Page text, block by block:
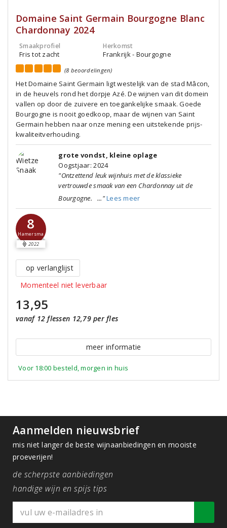
Domaine Saint Germain Bourgogne Blanc
Chardonnay 2024
Smaakprofiel
Fris tot zacht
Herkomst
Frankrijk - Bourgogne
(8 beoordelingen)
Het Domaine Saint Germain ligt westelijk van de stad Mâcon,
in de heuvels rond het dorpje Azé. De wijnen van dit domein
vallen op door de zuivere en toegankelijke smaak. Goede
Bourgogne is nooit goedkoop, maar de wijnen van Saint
Germain hebben naar onze mening een uitstekende prijs-
kwaliteitverhouding.
grote vondst, kleine oplage
Oogstjaar: 2024
"Ontzettend leuk wijnhuis met de klassieke
vertrouwde smaak van een Chardonnay uit de
Bourgogne. ..."Lees meer
8
Hamersma
2022
op verlanglijst
Momenteel niet leverbaar
13,95
vanaf 12 flessen 12,79 per fles
meer informatie
Voor 18:00 besteld, morgen in huis
Aanmelden nieuwsbrief
mis niet langer de beste wijnaanbiedingen en mooiste
proeverijen!
de scherpste aanbiedingen
handige wijn en spijs tips